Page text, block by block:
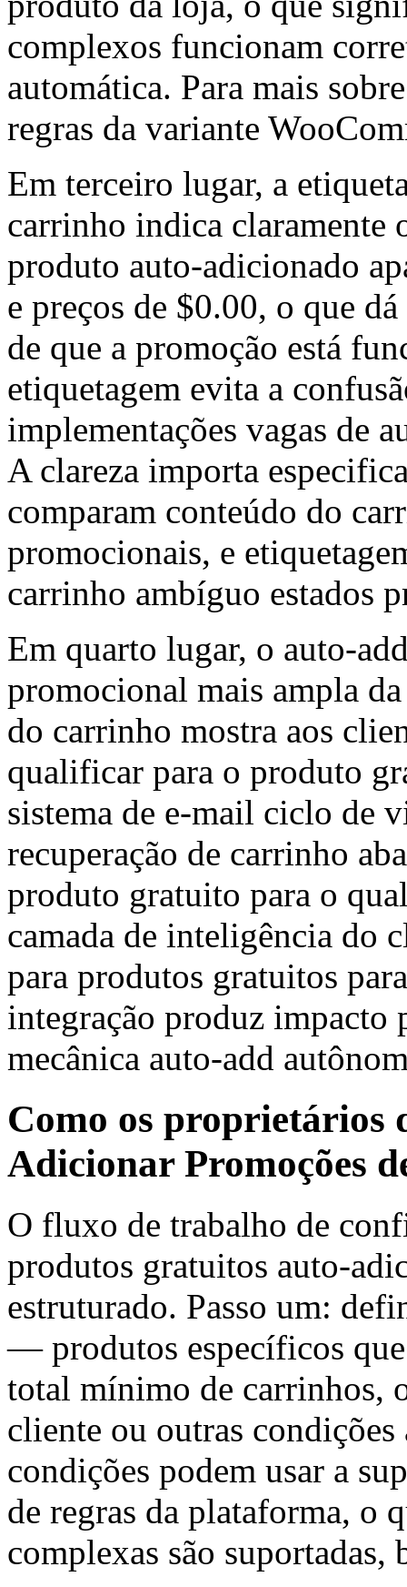
complexos funcionam
automática. Para mais
regras da variante
Em terceiro lugar, a
carrinho indica claramente
produto auto-adicionado
e preços de $0.00, o que
de que a promoção está
etiquetagem evita a
implementações vagas de
A clareza importa
comparam conteúdo do
promocionais, e
carrinho ambíguo estados
Em quarto lugar, o auto-
promocional mais ampla
do carrinho mostra aos
qualificar para o produto
sistema de e-mail ciclo de
recuperação de carrinho
produto gratuito para o
camada de inteligência do
para produtos gratuitos
integração produz impacto
mecânica auto-add
Como os
Adicionar Promoções
O fluxo de trabalho de
produtos gratuitos auto-
estruturado. Passo um:
— produtos específicos
total mínimo de carrinhos,
cliente ou outras condições
condições podem usar a
de regras da plataforma, o
complexas são suportadas,